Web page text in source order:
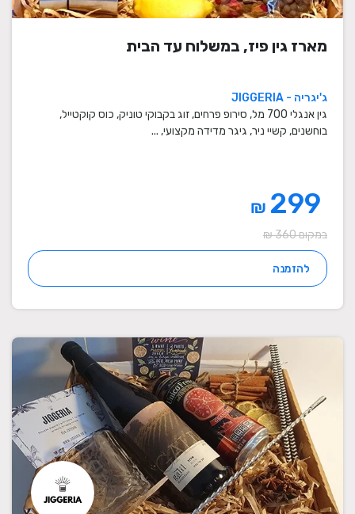
מארז גין פיז, במשלוח עד הבית
ג'יגריה - JIGGERIA
גין אנגלי 700 מל, סירופ פרחים, זוג בקבוקי טוניק, כוס קוקטייל,
בוחשנים, קשיי ניר, גיגר מדידה מקצועי, ...
₪
במקום 360 ₪
להזמנה